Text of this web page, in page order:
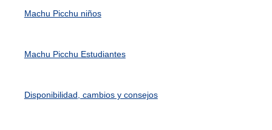
Machu Picchu niños
Machu Picchu Estudiantes
Disponibilidad, cambios y consejos